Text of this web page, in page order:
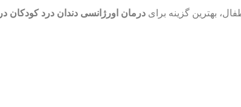
بهترین گزینه برای درمان اورژانسی دندان درد کودکان در